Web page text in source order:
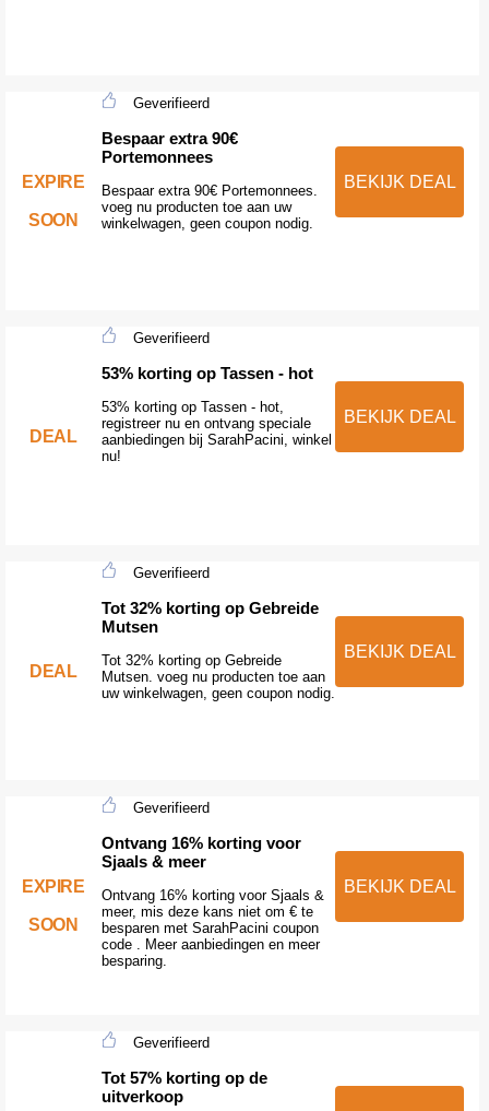
EXPIRE
SOON
Geverifieerd
Bespaar extra 90€
Portemonnees
Bespaar extra 90€ Portemonnees.
voeg nu producten toe aan uw
winkelwagen, geen coupon nodig.
BEKIJK DEAL
DEAL
Geverifieerd
53% korting op Tassen - hot
53% korting op Tassen - hot,
registreer nu en ontvang speciale
aanbiedingen bij SarahPacini, winkel
nu!
BEKIJK DEAL
DEAL
Geverifieerd
Tot 32% korting op Gebreide
Mutsen
Tot 32% korting op Gebreide
Mutsen. voeg nu producten toe aan
uw winkelwagen, geen coupon nodig.
BEKIJK DEAL
EXPIRE
SOON
Geverifieerd
Ontvang 16% korting voor
Sjaals & meer
Ontvang 16% korting voor Sjaals &
meer, mis deze kans niet om € te
besparen met SarahPacini coupon
code . Meer aanbiedingen en meer
besparing.
BEKIJK DEAL
Geverifieerd
Tot 57% korting op de
uitverkoop